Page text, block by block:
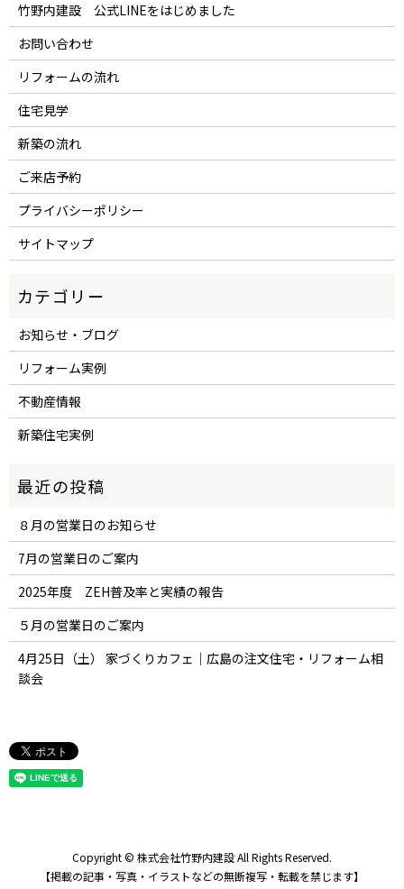
竹野内建設 公式LINEをはじめました
お問い合わせ
リフォームの流れ
住宅見学
新築の流れ
ご来店予約
プライバシーポリシー
サイトマップ
お知らせ・ブログ
リフォーム実例
不動産情報
新築住宅実例
８月の営業日のお知らせ
7月の営業日のご案内
2025年度 ZEH普及率と実績の報告
５月の営業日のご案内
4月25日（土） 家づくりカフェ｜広島の注文住宅・リフォーム相
談会
Copyright © 株式会社竹野内建設 All Rights Reserved.
【掲載の記事・写真・イラストなどの無断複写・転載を禁じます】